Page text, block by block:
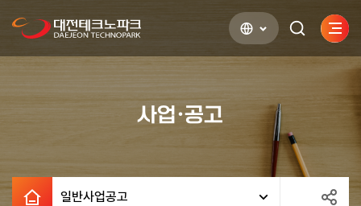
검색하기사이
열기
사업·공고
일반사업공고